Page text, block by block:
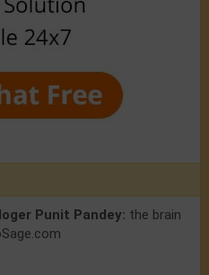
Punit Pandey: the brain